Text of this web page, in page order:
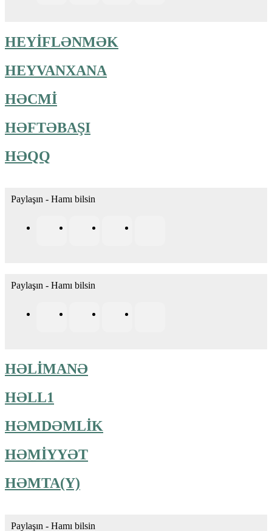
HEYİFLƏNMƏK
HEYVANXANA
HƏCMİ
HƏFTƏBAŞI
HƏQQ
Paylaşın - Hamı bilsin
Paylaşın - Hamı bilsin
HƏLİMANƏ
HƏLL1
HƏMDƏMLİK
HƏMİYYƏT
HƏMTA(Y)
Paylaşın - Hamı bilsin